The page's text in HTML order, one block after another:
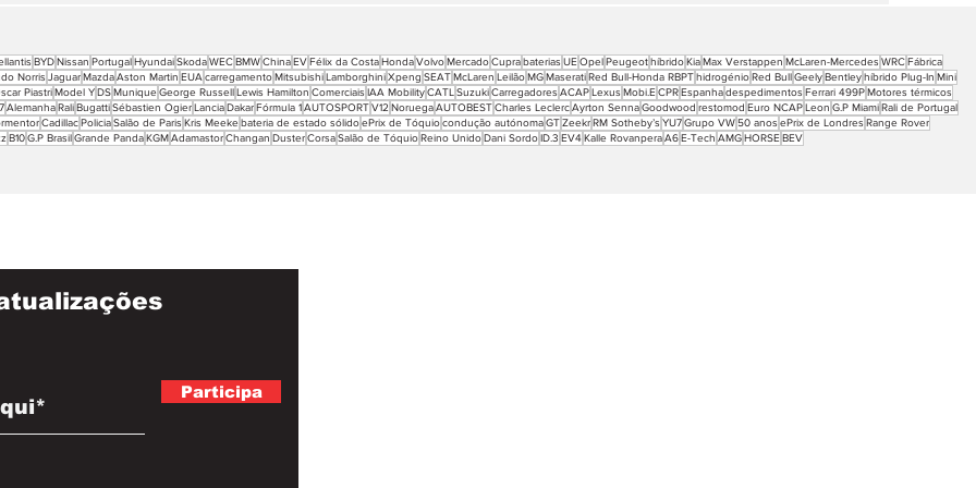
BYD Nissan Portugal HyundaiSkodaWEC BMWChina EV Félix da Costa HondaVolvo MercadoCupra bateriasUEOpel Peugeot híbrido Kia Max Verstappen McLaren-MercedesWRC Fábrica
Norris Jaguar Mazda Aston Martin EUA carregamento Mitsubishi Lamborghini Xpeng SEAT McLaren Leilão MG Maserati Red Bull-Honda RBPT hidrogénio Red Bull Geely Bentley híbrido Plug-In Mini
Piastri Model Y DS MuniqueGeorge Russell Lewis Hamilton Comerciais IAA MobilityCATLSuzukiCarregadoresACAP Lexus Mobi.ECPR Espanhadespedimentos Ferrari 499P Motores térmicos
Alemanha Rali BugattiSébastien Ogier Lancia Dakar Fórmula 1AUTOSPORTV12 NoruegaAUTOBESTCharles LeclercAyrton SennaGoodwood restomod Euro NCAP Leon G.P Miami Rali de Portugal
Cadillac Policia Salão de Paris Kris Meeke bateria de estado sólido ePrix de Tóquio condução autónoma GT Zeekr RM Sotheby’s YU7 Grupo VW 50 anos ePrix de Londres Range Rover
B10G.P BrasilGrande Panda KGMAdamastorChangan DusterCorsaSalão de Tóquio Reino Unido Dani Sordo ID.3 EV4 Kalle RovanperaA6 E-Tech AMG HORSE BEV
Participa